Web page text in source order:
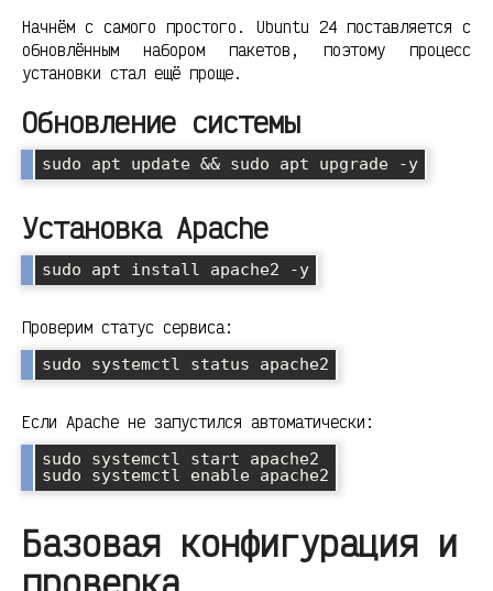
Начнём с самого простого. Ubuntu 24 поставляется с
обновлённым набором пакетов, поэтому процесс
установки стал ещё проще.
Обновление системы
sudo apt update && sudo apt upgrade -y
Установка Apache
sudo apt install apache2 -y
Проверим статус сервиса:
sudo systemctl status apache2
Если Apache не запустился автоматически:
sudo systemctl start apache2
sudo systemctl enable apache2
Базовая конфигурация и